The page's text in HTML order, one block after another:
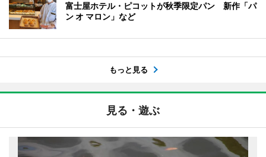
富士屋ホテル・ピコットが秋季限定パン 新作「パ
ン オ マロン」など
もっと見る
見る・遊ぶ